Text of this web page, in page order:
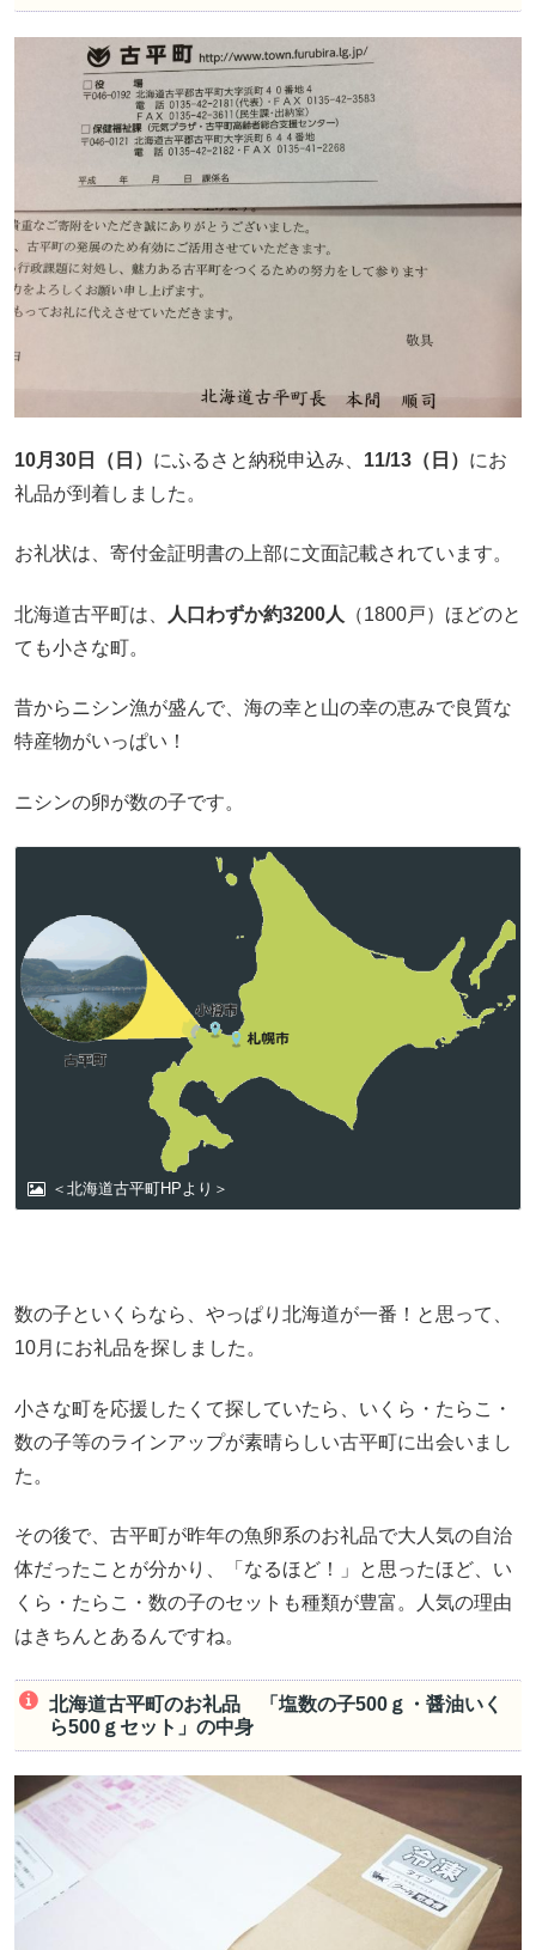
10月30日（日） にふるさと納税申込み、 11/13（日） にお
礼品が到着しました。
お礼状は、寄付金証明書の上部に文面記載されています。
北海道古平町は、 人口わずか約3200人
（1800戸）ほどのと
ても小さな町。
昔からニシン漁が盛んで、海の幸と山の幸の恵みで良質な
特産物がいっぱい！
ニシンの卵が数の子です。
＜北海道古平町HPより＞
数の子といくらなら、やっぱり北海道が一番！と思って、
10月にお礼品を探しました。
小さな町を応援したくて探していたら、いくら・たらこ・
数の子等のラインアップが素晴らしい古平町に出会いまし
た。
その後で、古平町が昨年の魚卵系のお礼品で大人気の自治
体だったことが分かり、「なるほど！」と思ったほど、い
くら・たらこ・数の子のセットも種類が豊富。人気の理由
はきちんとあるんですね。
北海道古平町のお礼品 「塩数の子500ｇ・醤油いく
ら500ｇセット」の中身